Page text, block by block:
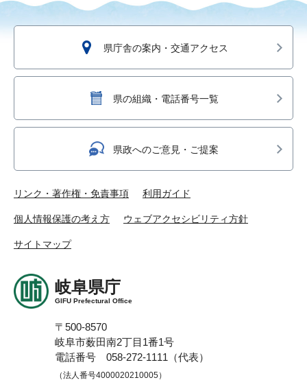
県庁舎の案内・交通アクセス
県の組織・電話番号一覧
県政へのご意見・ご提案
リンク・著作権・免責事項 利用ガイド
個人情報保護の考え方 ウェブアクセシビリティ方針
サイトマップ
岐阜県庁
GIFU Prefectural Office
〒500-8570
岐阜市薮田南2丁目1番1号
電話番号 058-272-1111（代表）
（法人番号4000020210005）